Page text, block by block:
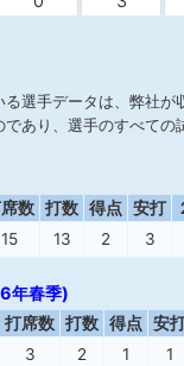
選手データは、弊社が
あり、選手のすべての
数 打数 得点 安打
15 13 2 3
年春季)
打席数 打数 得点 安
3 2 1 1